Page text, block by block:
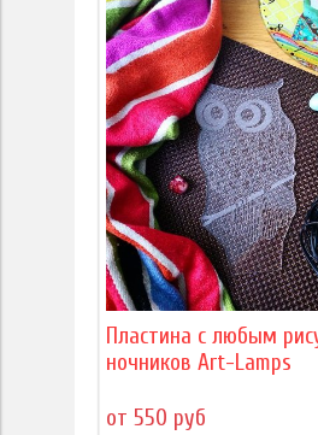
Пластина с любым
ночников Art-Lamps
от 550 руб